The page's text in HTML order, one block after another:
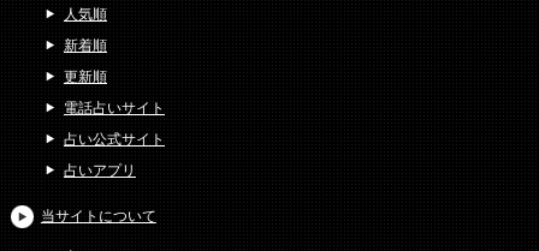
人気順
新着順
更新順
電話占いサイト
占い公式サイト
占いアプリ
当サイトについて